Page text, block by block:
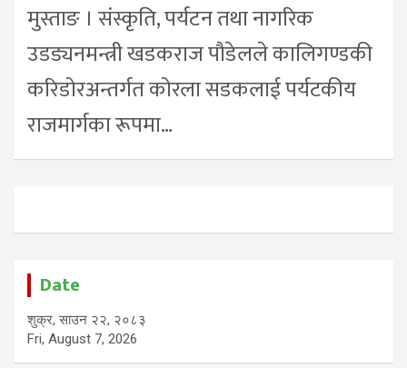
मुस्ताङ । संस्कृति, पर्यटन तथा नागरिक
उडड्यनमन्त्री खडकराज पौडेलले कालिगण्डकी
करिडोरअन्तर्गत कोरला सडकलाई पर्यटकीय
राजमार्गका रूपमा…
Date
शुक्र, साउन २२, २०८३
Fri, August 7, 2026